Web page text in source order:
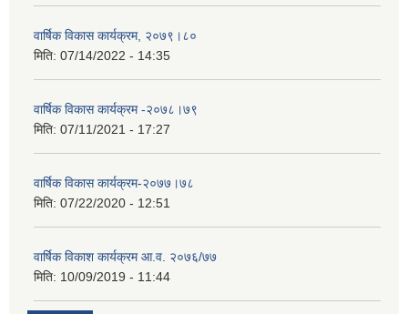
वार्षिक विकास कार्यक्रम, २०७९।८०
मिति: 07/14/2022 - 14:35
वार्षिक विकास कार्यक्रम -२०७८।७९
मिति: 07/11/2021 - 17:27
वार्षिक विकास कार्यक्रम-२०७७।७८
मिति: 07/22/2020 - 12:51
वार्षिक विकाश कार्यक्रम आ.व. २०७६/७७
मिति: 10/09/2019 - 11:44